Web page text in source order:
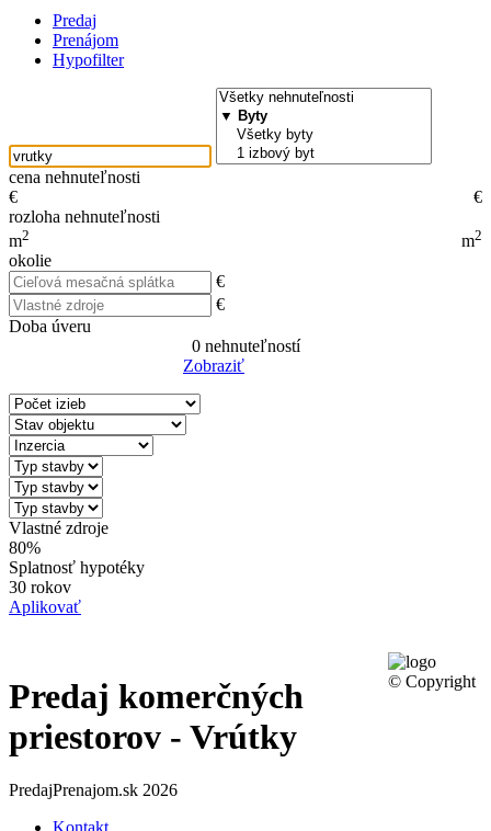
Predaj
Prenájom
Hypofilter
cena nehnuteľnosti
€
€
rozloha nehnuteľnosti
m2 m2
okolie
€
€
Doba úveru
0nehnuteľností
Zobraziť
Vlastné zdroje
80%
Splatnosť hypotéky
30 rokov
Aplikovať
Predaj komerčných
priestorov - Vrútky
© Copyright
PredajPrenajom.sk 2026
Kontakt